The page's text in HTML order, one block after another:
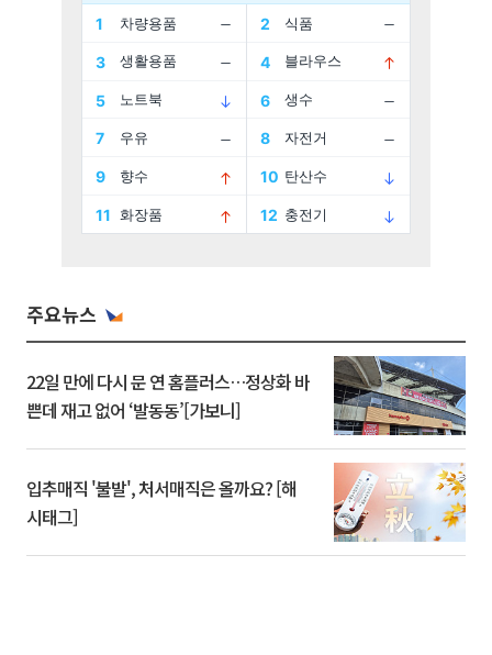
주요뉴스
22일 만에 다시 문 연 홈플러스…정상화 바
쁜데 재고 없어 ‘발동동’[가보니]
입추매직 '불발', 처서매직은 올까요? [해
시태그]